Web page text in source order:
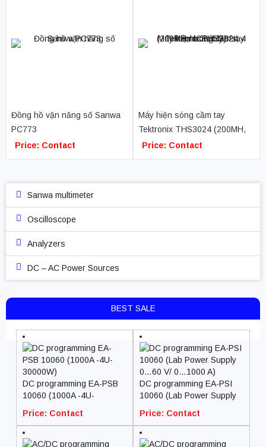
Đồng hồ vặn năng số Sanwa
PC773
Price: Contact
Máy hiện sóng cầm tay
Tektronix THS3024 (200MH,
4CH, 5GS/s, 4 kênh cách ly)
Price: Contact
Sanwa multimeter
Oscilloscope
Analyzers
DC – AC Power Sources
BEST SALE
DC programming EA-PSB
10060 (1000A -4U-
30000W)
Price: Contact
DC programming EA-PSI
10060 (Lab Power Supply
0…60 V/ 0…1000 A)
Price: Contact